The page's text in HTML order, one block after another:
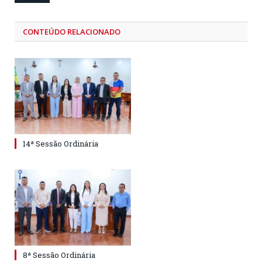
CONTEÚDO RELACIONADO
14ª Sessão Ordinária
8ª Sessão Ordinária